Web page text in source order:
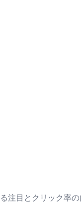
注目とクリック